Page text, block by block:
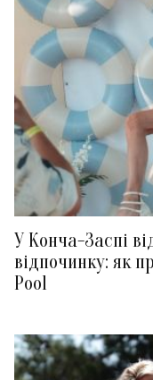
У Конча-Заспі
відпочинку: як
Pool